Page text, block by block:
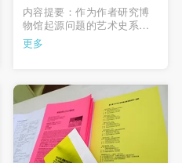
内容提要：作为作者研究博
物馆起源问题的艺术史系列
考辩之一，本文钩沉抉微，
以大量史实阐述了美术学院
的关键作用；通过分析法国
王家美术学院沙龙展览环境
的演变，以公众问题为核
心，揭示了一场从十八世纪
开始一直迄 …
更多
帐号密码登录